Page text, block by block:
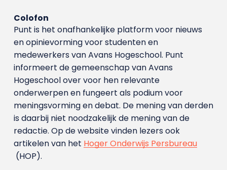
Colofon
Punt is het onafhankelijke platform voor nieuws
en opinievorming voor studenten en
medewerkers van Avans Hoge­school. Punt
informeert de gemeenschap van Avans
Hogeschool over voor hen relevante
onderwerpen en fungeert als podium voor
meningsvorming en debat. De mening van derden
is daarbij niet noodzakelijk de mening van de
redactie. Op de website vinden lezers ook
artikelen van het Hoger Onderwijs Persbureau
(HOP).